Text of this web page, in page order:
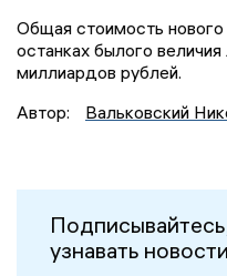
Общая стоимость
останках былого
миллиардов рублей.
Автор:
Вальковский
узнавать